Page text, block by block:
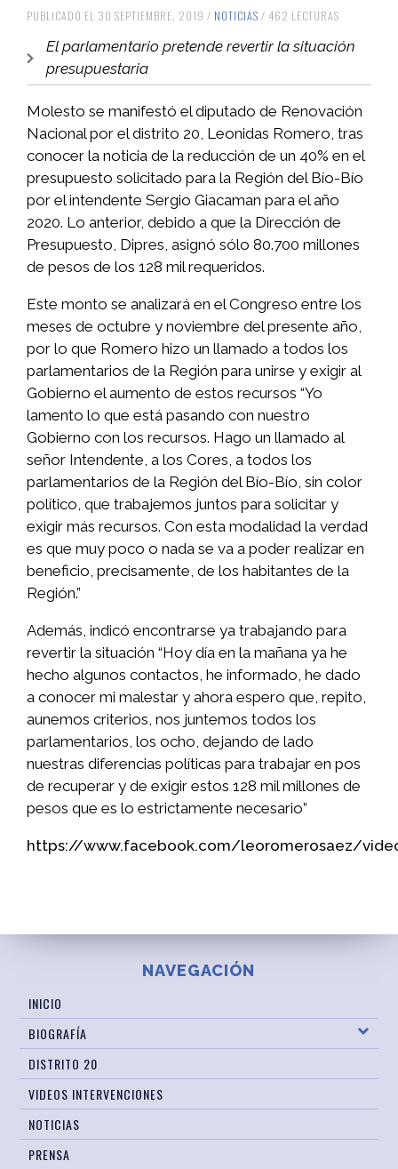
PUBLICADO EL 30 SEPTIEMBRE, 2019 / NOTICIAS / 462 LECTURAS
El parlamentario pretende revertir la situación
presupuestaria
Molesto se manifestó el diputado de Renovación
Nacional por el distrito 20, Leonidas Romero, tras
conocer la noticia de la reducción de un 40% en el
presupuesto solicitado para la Región del Bío-Bío
por el intendente Sergio Giacaman para el año
2020. Lo anterior, debido a que la Dirección de
Presupuesto, Dipres, asignó sólo 80.700 millones
de pesos de los 128 mil requeridos.
Este monto se analizará en el Congreso entre los
meses de octubre y noviembre del presente año,
por lo que Romero hizo un llamado a todos los
parlamentarios de la Región para unirse y exigir al
Gobierno el aumento de estos recursos “Yo
lamento lo que está pasando con nuestro
Gobierno con los recursos. Hago un llamado al
señor Intendente, a los Cores, a todos los
parlamentarios de la Región del Bío-Bío, sin color
político, que trabajemos juntos para solicitar y
exigir más recursos. Con esta modalidad la verdad
es que muy poco o nada se va a poder realizar en
beneficio, precisamente, de los habitantes de la
Región.”
Además, indicó encontrarse ya trabajando para
revertir la situación “Hoy día en la mañana ya he
hecho algunos contactos, he informado, he dado
a conocer mi malestar y ahora espero que, repito,
aunemos criterios, nos juntemos todos los
parlamentarios, los ocho, dejando de lado
nuestras diferencias políticas para trabajar en pos
de recuperar y de exigir estos 128 mil millones de
pesos que es lo estrictamente necesario”
https://www.facebook.com/leoromerosaez/
NAVEGACIÓN
INICIO
BIOGRAFÍA
DISTRITO 20
VIDEOS INTERVENCIONES
NOTICIAS
PRENSA